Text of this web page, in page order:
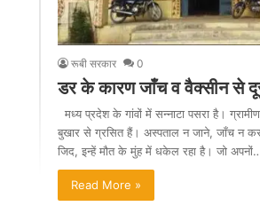
रूबी सरकार 0
डर के कारण जाँच व वैक्सीन से
मध्य प्रदेश के गांवों में सन्नाटा पसरा है।
बुखार से ग्रसित हैं। अस्पताल न जाने, जाँच न
जिद, इन्हें मौत के मुंह में धकेल रहा है। जो
Read More »